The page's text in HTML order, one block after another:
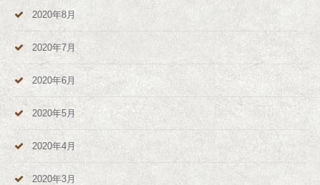
2020年8月
2020年7月
2020年6月
2020年5月
2020年4月
2020年3月